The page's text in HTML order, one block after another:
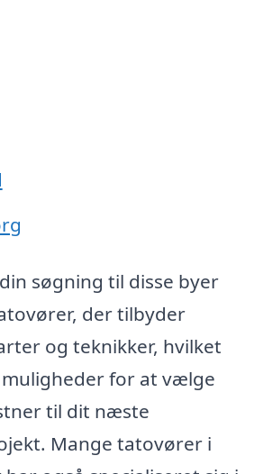
søgning til disse byer
der tilbyder
og teknikker, hvilket
for at vælge
til dit næste
Mange tatovører i